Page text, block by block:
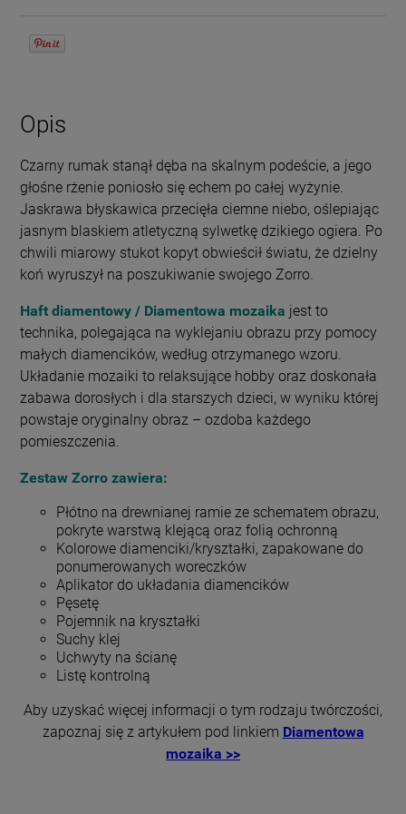
Opis
Czarny rumak stanął dęba na skalnym podeście, a jego
głośne rżenie poniosło się echem po całej wyżynie.
Jaskrawa błyskawica przecięła ciemne niebo, oślepiając
jasnym blaskiem atletyczną sylwetkę dzikiego ogiera. Po
chwili miarowy stukot kopyt obwieścił światu, że dzielny
koń wyruszył na poszukiwanie swojego Zorro.
Haft diamentowy / Diamentowa mozaika jest to
technika, polegająca na wyklejaniu obrazu przy pomocy
małych diamencików, według otrzymanego wzoru.
Układanie mozaiki to relaksujące hobby oraz doskonała
zabawa dorosłych i dla starszych dzieci, w wyniku której
powstaje oryginalny obraz – ozdoba każdego
pomieszczenia.
Zestaw Zorro zawiera:
Płótno na drewnianej ramie ze schematem obrazu,
pokryte warstwą klejącą oraz folią ochronną
Kolorowe diamenciki/kryształki, zapakowane do
ponumerowanych woreczków
Aplikator do układania diamencików
Pęsetę
Pojemnik na kryształki
Suchy klej
Uchwyty na ścianę
Listę kontrolną
Aby uzyskać więcej informacji o tym rodzaju twórczości,
zapoznaj się z artykułem pod linkiem Diamentowa
mozaika >>